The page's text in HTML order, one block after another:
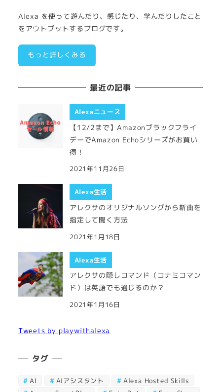
Alexa を使って遊んだり、感じたり、学んだりしたこと
をアウトプットするブログです。
もっと詳しくみる
最近の記事
Alexaニュース
【12/2まで】Amazonブラックフライ
デーでAmazon Echoシリーズがお買い
得！
2021年11月26日
Alexa生活
アレクサのオリジナルソングから新曲を
指定して聞く方法
2021年1月18日
Alexa生活
アレクサの隠しコマンド（コナミコマン
ド）は英語でも通じるのか？
2021年1月16日
Tweets by playwithalexa
タグ
AI AIアシスタント
Alexa Hosted Skills